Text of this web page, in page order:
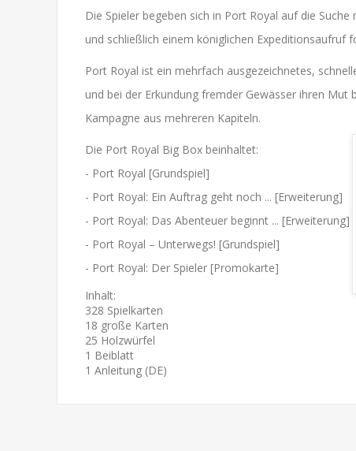
Die Spieler begeben sich in Port Royal auf die
und schließlich einem königlichen Expeditionsaufruf
Port Royal ist ein mehrfach ausgezeichnetes,
und bei der Erkundung fremder Gewässer ihren
Kampagne aus mehreren Kapiteln.
Die Port Royal Big Box beinhaltet:
- Port Royal [Grundspiel]
- Port Royal: Ein Auftrag geht noch ... [Erweiterung]
- Port Royal: Das Abenteuer beginnt ... [Erweiterung]
- Port Royal – Unterwegs! [Grundspiel]
- Port Royal: Der Spieler [Promokarte]
Inhalt:
328 Spielkarten
18 große Karten
25 Holzwürfel
1 Beiblatt
1 Anleitung (DE)